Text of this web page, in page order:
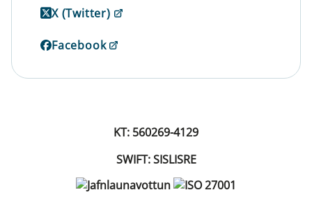
X (Twitter)
Facebook
KT: 560269-4129
SWIFT: SISLISRE